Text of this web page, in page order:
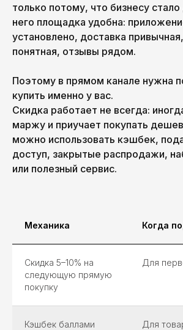
только потому, что бизнесу
него площадка удобна:
установлено, доставка
понятная, отзывы рядом.
Поэтому в прямом канале нужна
купить именно у вас.
Скидка работает не всегда:
маржу и приучает покупать
можно использовать кэшбек,
доступ, закрытые распродажи,
или полезный сервис.
Механика Когда
Скидка 5–10% на
следующую прямую
покупку
Для
Кэшбек баллами Для